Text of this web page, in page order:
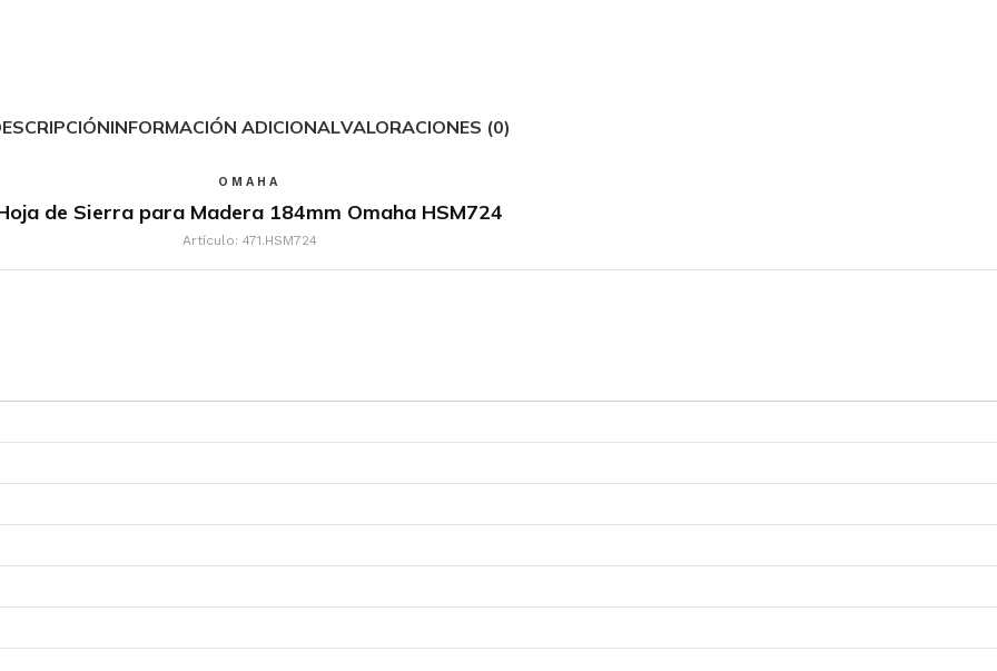
INFORMACIÓN ADICIONALVALORACIONES (0)
OMAHA
de Sierra para Madera 184mm Omaha HSM724
Artículo: 471.HSM724